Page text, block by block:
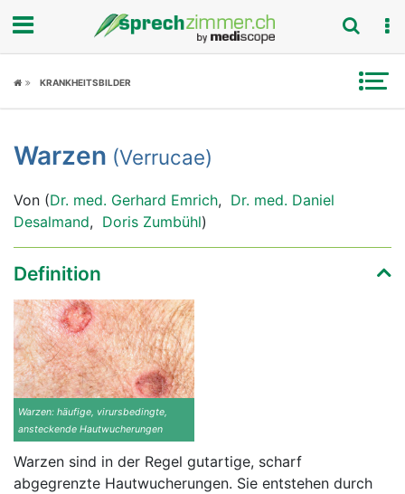
Fokus
Symptome
Untersuchungen
News
Rubriken
KRANKHEITSBILDER
Warzen (Verrucae)
Von (Dr. med. Gerhard Emrich, Dr. med. Daniel
Desalmand, Doris Zumbühl)
Definition
Warzen: häufige, virursbedingte,
ansteckende Hautwucherungen
Warzen sind in der Regel gutartige, scharf
abgegrenzte Hautwucherungen. Sie entstehen durch